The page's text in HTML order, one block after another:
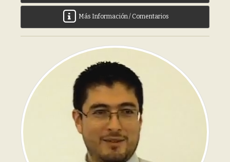
Más Información / Comentarios